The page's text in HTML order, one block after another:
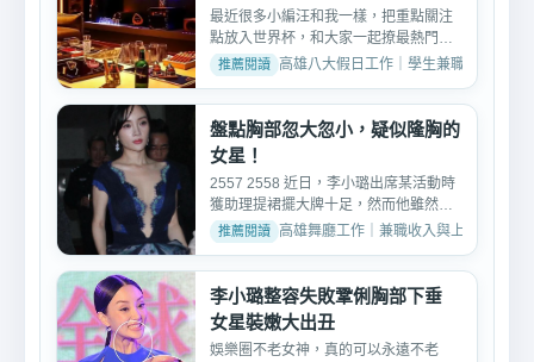
最近很多小編汪和我一樣，把重點關注
點放入世界杯，和大家一起撩最熱門的
世界杯競球，球星等信息...
高雄八大假日工作｜學生兼職與現領資
盤點胸部忽大忽小，疑似隆胸的
女星！
2557 2558 近日，李小璐出席某活動時
獲助理提裙擺大牌十足，然而他雖然身
穿低胸禮服，之前波濤洶...
高雄舞廳工作｜兼職收入與上班分享 ·
李小璐整容失敗鞏俐胸部下垂
女星裝嫩大出丑
娛樂圈不老女神，真的可以永遠不老